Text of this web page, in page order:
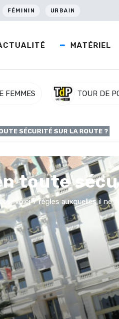
FÉMININ URBAIN
MATÉRIEL
FEMMES TOUR DE
SÉCURITÉ SUR LA ROUTE ?
toute
voici 7 règles auxquelles il